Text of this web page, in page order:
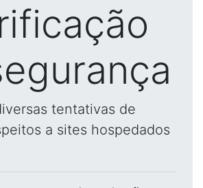
tentativas de
a sites hospedados